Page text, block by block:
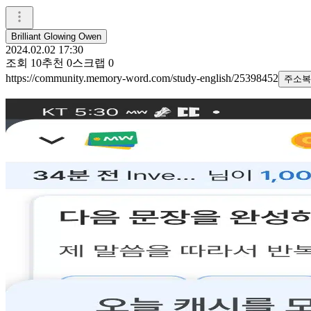
Brilliant Glowing Owen
2024.02.02 17:30
조회 10추천 0스크랩 0
https://community.memory-word.com/study-english/25398452
주소